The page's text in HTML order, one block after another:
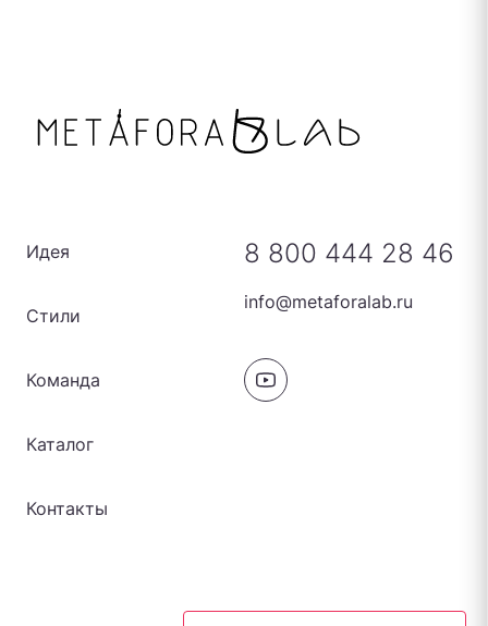
Идея
Стили
Команда
Каталог
Контакты
8 800 444 28 46
info@metaforalab.ru